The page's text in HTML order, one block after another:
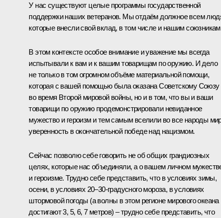
У нас существуют целые программы государственной
поддержки наших ветеранов. Мы отдаём должное всем
которые внесли свой вклад, в том числе и нашим
В этом контексте особое внимание и уважение мы всегда
испытывали к вам и к вашим товарищам по оружию. И дело
не только в том огромном объёме материальной помощи,
которая с вашей помощью была оказана Советскому Союзу
во время Второй мировой войны, но и в том, что вы и ваши
товарищи по оружию продемонстрировали невиданное
мужество и героизм и тем самым вселили во все народы
уверенность в окончательной победе над нацизмом.
Сейчас позволю себе говорить не об общих грандиозных
целях, которые нас объединяли, а о вашем личном
и героизме. Трудно себе представить, что в условиях зимы,
осени, в условиях 20–30-градусного мороза, в условиях
штормовой погоды (а волны в этом регионе мирового океана
достигают 3, 5, 6, 7 метров) – трудно себе представить, что